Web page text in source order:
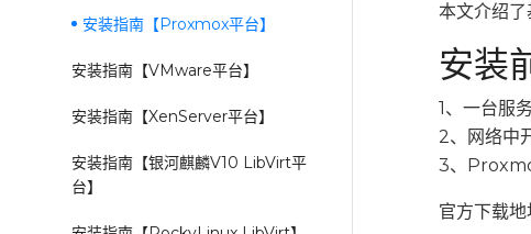
安装指南【Proxmox平台】
安装指南【VMware平台】
安装指南【XenServer平台】
安装指南【银河麒麟V10 LibVirt平
台】
本文介绍
安装
1、一台服
2、网络中
3、
官方下载地